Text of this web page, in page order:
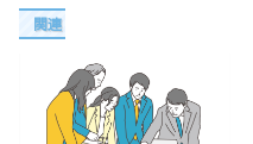
関連